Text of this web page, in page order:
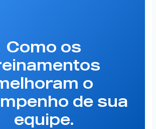
Como os
o
de sua
equipe.